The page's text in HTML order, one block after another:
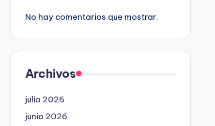
No hay comentarios que mostrar.
Archivos
julio 2026
junio 2026